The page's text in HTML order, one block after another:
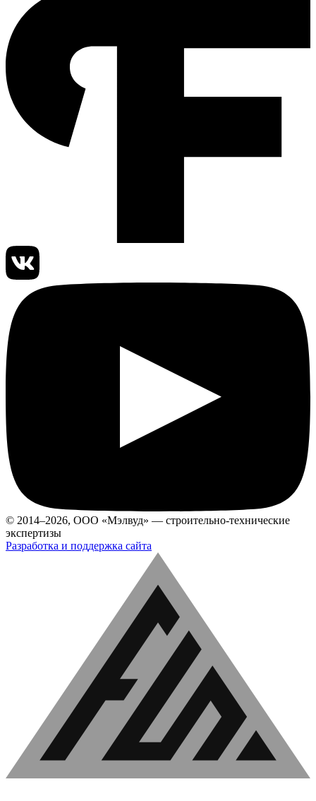
© 2014–2026, ООО «Мэлвуд» — строительно-технические
экспертизы
Разработка и поддержка сайта